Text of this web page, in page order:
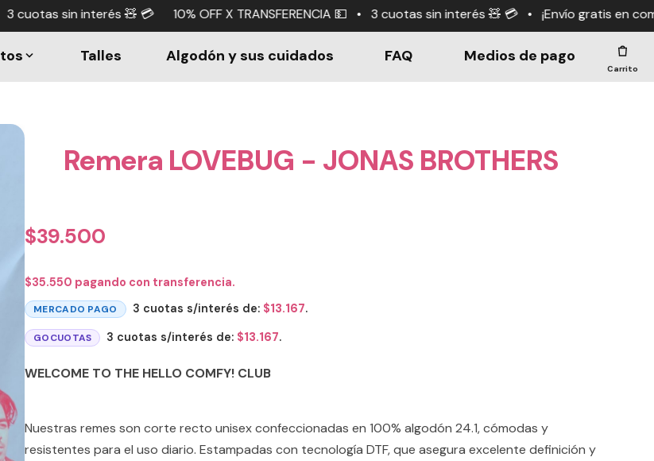
OFF X TRANSFERENCIA 💵 • 3 cuotas sin interés 🧸 💳 • ¡Envío gratis en compras +$190.000! 🤑
Talles Algodón y sus cuidados FAQ Medios de pago
Carrito
Remera LOVEBUG - JONAS BROTHERS
$39.500
$35.550 pagando con transferencia.
MERCADO PAGO 3 cuotas s/interés de: $13.167.
GOCUOTAS 3 cuotas s/interés de: $13.167.
WELCOME TO THE HELLO COMFY! CLUB
Nuestras remes son corte recto unisex confeccionadas en 100% algodón 24.1, cómodas y
resistentes para el uso diario. Estampadas con tecnología DTF, que asegura excelente definición y